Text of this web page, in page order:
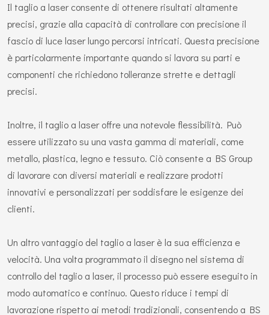
Il taglio a laser consente di ottenere risultati altamente
precisi, grazie alla capacità di controllare con precisione il
fascio di luce laser lungo percorsi intricati. Questa precisione
è particolarmente importante quando si lavora su parti e
componenti che richiedono tolleranze strette e dettagli
precisi.
Inoltre, il taglio a laser offre una notevole flessibilità. Può
essere utilizzato su una vasta gamma di materiali, come
metallo, plastica, legno e tessuto. Ciò consente a BS Group
di lavorare con diversi materiali e realizzare prodotti
innovativi e personalizzati per soddisfare le esigenze dei
clienti.
Un altro vantaggio del taglio a laser è la sua efficienza e
velocità. Una volta programmato il disegno nel sistema di
controllo del taglio a laser, il processo può essere eseguito in
modo automatico e continuo. Questo riduce i tempi di
lavorazione rispetto ai metodi tradizionali, consentendo a BS